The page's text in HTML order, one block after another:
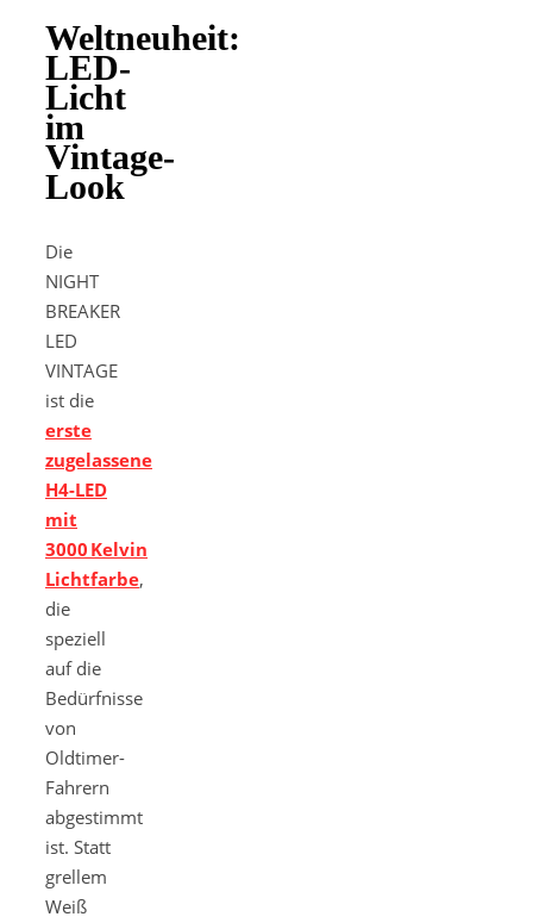
Weltneuheit:
LED-
Licht
im
Vintage-
Look
Die
NIGHT
BREAKER
LED
VINTAGE
ist die
erste
zugelassene
H4-LED
mit
3000 Kelvin
Lichtfarbe,
die
speziell
auf die
Bedürfnisse
von
Oldtimer-
Fahrern
abgestimmt
ist. Statt
grellem
Weiß